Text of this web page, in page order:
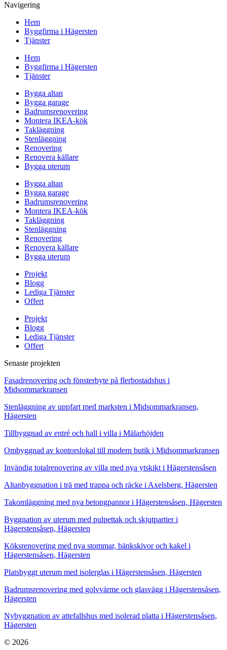
Navigering
Hem
Byggfirma i Hägersten
Tjänster
Hem
Byggfirma i Hägersten
Tjänster
Bygga altan
Bygga garage
Badrumsrenovering
Montera IKEA-kök
Takläggning
Stenläggning
Renovering
Renovera källare
Bygga uterum
Bygga altan
Bygga garage
Badrumsrenovering
Montera IKEA-kök
Takläggning
Stenläggning
Renovering
Renovera källare
Bygga uterum
Projekt
Blogg
Lediga Tjänster
Offert
Projekt
Blogg
Lediga Tjänster
Offert
Senaste projekten
Fasadrenovering och fönsterbyte på flerbostadshus i
Midsommarkransen
Stenläggning av uppfart med marksten i Midsommarkransen,
Hägersten
Tillbyggnad av entré och hall i villa i Mälarhöjden
Ombyggnad av kontorslokal till modern butik i Midsommarkransen
Invändig totalrenovering av villa med nya ytskikt i Hägerstensåsen
Altanbyggnation i trä med trappa och räcke i Axelsberg, Hägersten
Takomläggning med nya betongpannor i Hägerstensåsen, Hägersten
Byggnation av uterum med pulpettak och skjutpartier i
Hägerstensåsen, Hägersten
Köksrenovering med nya stommar, bänkskivor och kakel i
Hägerstensåsen, Hägersten
Platsbyggt uterum med isolerglas i Hägerstensåsen, Hägersten
Badrumsrenovering med golvvärme och glasvägg i Hägerstensåsen,
Hägersten
Nybyggnation av attefallshus med isolerad platta i Hägerstensåsen,
Hägersten
© 2026